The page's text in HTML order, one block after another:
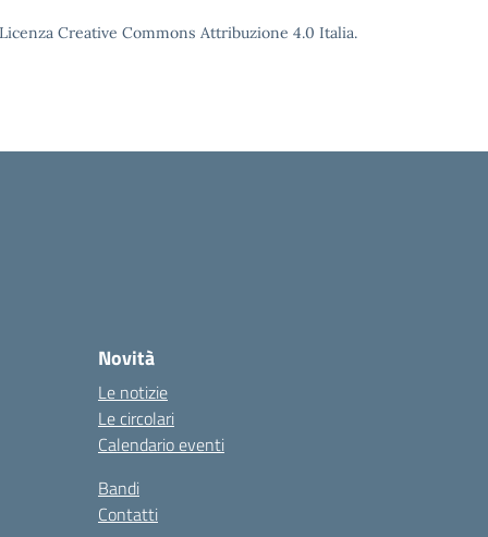
Creative Commons Attribuzione 4.0 Italia.
Novità
Le notizie
Le circolari
Calendario eventi
Bandi
Contatti